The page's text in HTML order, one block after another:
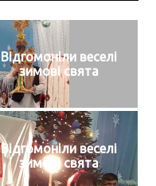
Відгомоніли веселі
зимові свята
Відгомоніли веселі
зимові свята